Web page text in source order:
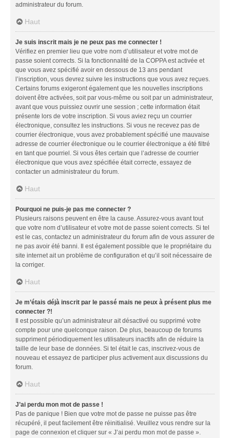
administrateur du forum.
Haut
Je suis inscrit mais je ne peux pas me connecter !
Vérifiez en premier lieu que votre nom d’utilisateur et votre mot de
passe soient corrects. Si la fonctionnalité de la COPPA est activée et
que vous avez spécifié avoir en dessous de 13 ans pendant
l’inscription, vous devrez suivre les instructions que vous avez reçues.
Certains forums exigeront également que les nouvelles inscriptions
doivent être activées, soit par vous-même ou soit par un administrateur,
avant que vous puissiez ouvrir une session ; cette information était
présente lors de votre inscription. Si vous aviez reçu un courrier
électronique, consultez les instructions. Si vous ne recevez pas de
courrier électronique, vous avez probablement spécifié une mauvaise
adresse de courrier électronique ou le courrier électronique a été filtré
en tant que pourriel. Si vous êtes certain que l’adresse de courrier
électronique que vous avez spécifiée était correcte, essayez de
contacter un administrateur du forum.
Haut
Pourquoi ne puis-je pas me connecter ?
Plusieurs raisons peuvent en être la cause. Assurez-vous avant tout
que votre nom d’utilisateur et votre mot de passe soient corrects. Si tel
est le cas, contactez un administrateur du forum afin de vous assurer de
ne pas avoir été banni. Il est également possible que le propriétaire du
site internet ait un problème de configuration et qu’il soit nécessaire de
la corriger.
Haut
Je m’étais déjà inscrit par le passé mais ne peux à présent plus me
connecter ?!
Il est possible qu’un administrateur ait désactivé ou supprimé votre
compte pour une quelconque raison. De plus, beaucoup de forums
suppriment périodiquement les utilisateurs inactifs afin de réduire la
taille de leur base de données. Si tel était le cas, inscrivez-vous de
nouveau et essayez de participer plus activement aux discussions du
forum.
Haut
J’ai perdu mon mot de passe !
Pas de panique ! Bien que votre mot de passe ne puisse pas être
récupéré, il peut facilement être réinitialisé. Veuillez vous rendre sur la
page de connexion et cliquer sur « J’ai perdu mon mot de passe ».